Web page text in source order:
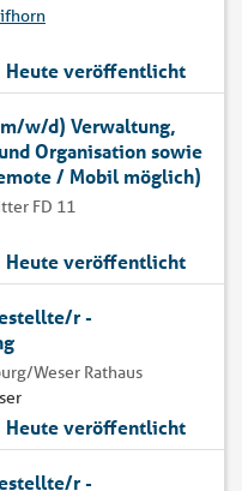
Heute veröffentlicht
w/d) Verwaltung,
Organisation sowie
/ Mobil möglich)
FD 11
Heute veröffentlicht
r -
Weser Rathaus
Heute veröffentlicht
r -